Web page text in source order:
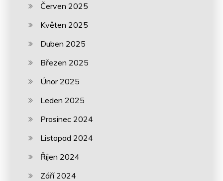
Červen 2025
Květen 2025
Duben 2025
Březen 2025
Únor 2025
Leden 2025
Prosinec 2024
Listopad 2024
Říjen 2024
Září 2024